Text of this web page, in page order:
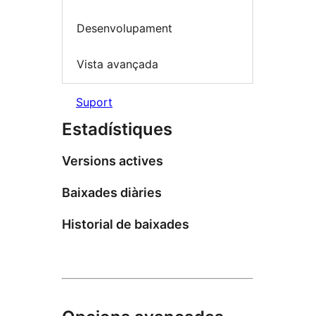
Desenvolupament
Vista avançada
Suport
Estadístiques
Versions actives
Baixades diàries
Historial de baixades